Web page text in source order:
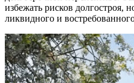
избежать рисков долгостроя,
ликвидного и